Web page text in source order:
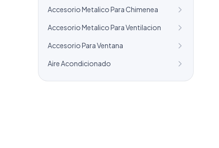
Accesorio Metalico Para Chimenea
Accesorio Metalico Para Ventilacion
Accesorio Para Ventana
Aire Acondicionado